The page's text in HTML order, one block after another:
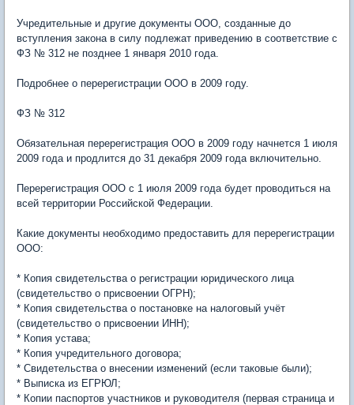
Учредительные и другие документы ООО, созданные до
вступления закона в силу подлежат приведению в соответствие с
ФЗ № 312 не позднее 1 января 2010 года.
Подробнее о перерегистрации ООО в 2009 году.
ФЗ № 312
Обязательная перерегистрация ООО в 2009 году начнется 1 июля
2009 года и продлится до 31 декабря 2009 года включительно.
Перерегистрация ООО с 1 июля 2009 года будет проводиться на
всей территории Российской Федерации.
Какие документы необходимо предоставить для перерегистрации
ООО:
* Копия свидетельства о регистрации юридического лица
(свидетельство о присвоении ОГРН);
* Копия свидетельства о постановке на налоговый учёт
(свидетельство о присвоении ИНН);
* Копия устава;
* Копия учредительного договора;
* Свидетельства о внесении изменений (если таковые были);
* Выписка из ЕГРЮЛ;
* Копии паспортов участников и руководителя (первая страница и